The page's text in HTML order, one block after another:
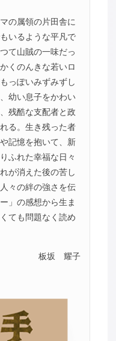
の属領の片田舎に
いるような平凡で
て山賊の一味だっ
くのんきな若いロ
っぽいみずみずし
幼い息子をかわい
残酷な支配者と政
る。生き残った者
記憶を抱いて、新
ふれた幸福な日々
が消えた後の苦し
々の絆の強さを伝
」の感想から生ま
ても問題なく読め
板坂 耀子